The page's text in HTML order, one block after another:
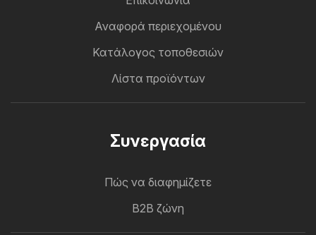
Αναφορά περιεχομένου
Κατάλογος τοποθεσιών
Λίστα προϊόντων
Συνεργασία
Πώς να διαφημίζετε
B2B ζώνη